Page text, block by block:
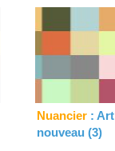
Nuancier : Art
nouveau (3)